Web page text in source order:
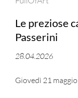
Le preziose
Passerini
28.04.2026
Giovedì 21